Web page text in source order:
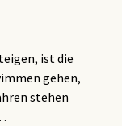
ist die
gehen,
stehen